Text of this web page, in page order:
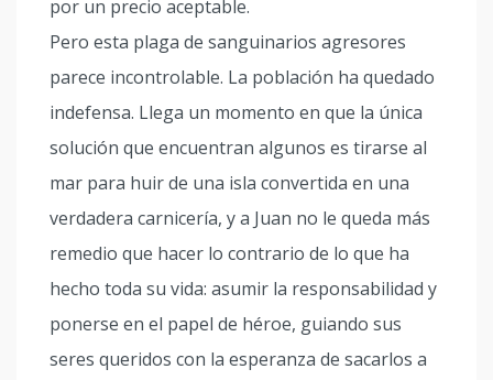
por un precio aceptable.
Pero esta plaga de sanguinarios agresores
parece incontrolable. La población ha quedado
indefensa. Llega un momento en que la única
solución que encuentran algunos es tirarse al
mar para huir de una isla convertida en una
verdadera carnicería, y a Juan no le queda más
remedio que hacer lo contrario de lo que ha
hecho toda su vida: asumir la responsabilidad y
ponerse en el papel de héroe, guiando sus
seres queridos con la esperanza de sacarlos a